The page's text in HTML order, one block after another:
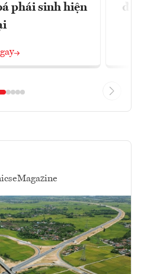
phái sinh hiện
eMagazine